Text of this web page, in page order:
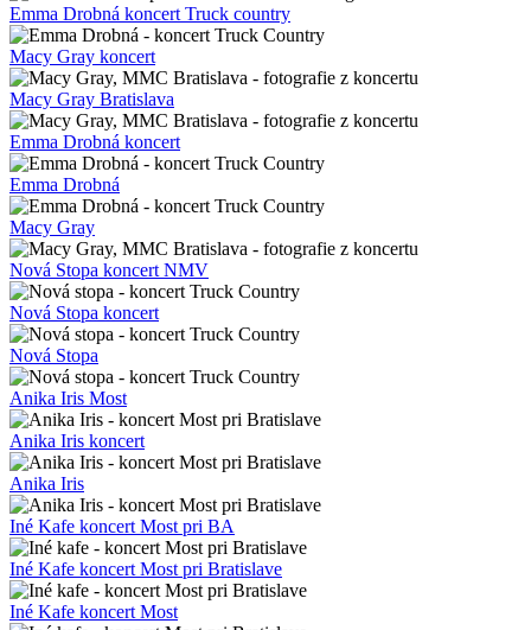
Emma Drobná koncert Truck country
Macy Gray koncert
Macy Gray Bratislava
Emma Drobná koncert
Emma Drobná
Macy Gray
Nová Stopa koncert NMV
Nová Stopa koncert
Nová Stopa
Anika Iris Most
Anika Iris koncert
Anika Iris
Iné Kafe koncert Most pri BA
Iné Kafe koncert Most pri Bratislave
Iné Kafe koncert Most